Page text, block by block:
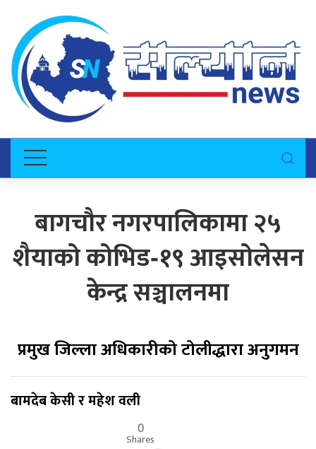
बागचौर नगरपालिकामा २५
शैयाको कोभिड‐१९ आइसोलेसन
केन्द्र सञ्चालनमा
प्रमुख जिल्ला अधिकारीको टोलीद्धारा अनुगमन
बामदेब केसी र महेश वली
0
Shares